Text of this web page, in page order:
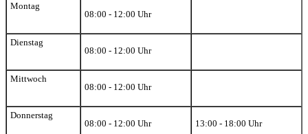
Montag
08:00 - 12:00 Uhr
Dienstag
08:00 - 12:00 Uhr
Mittwoch
08:00 - 12:00 Uhr
Donnerstag
08:00 - 12:00 Uhr
13:00 - 18:00 Uhr